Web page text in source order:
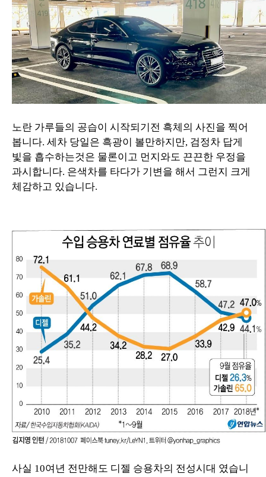
노란 가루들의 공습이 시작되기전 흑체의 사진을 찍어
봅니다. 세차 당일은 흑광이 볼만하지만, 검정차 답게
빛을 흡수하는것은 물론이고 먼지와도 끈끈한 우정을
과시합니다. 은색차를 타다가 기변을 해서 그런지 크게
체감하고 있습니다.
사실 10여년 전만해도 디젤 승용차의 전성시대 였습니